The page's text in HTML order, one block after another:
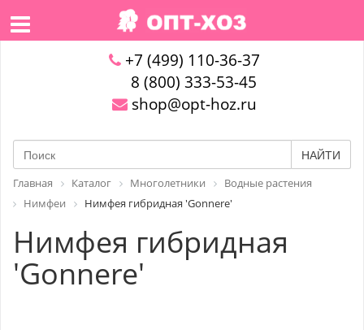
+7 (499) 110-36-37
8 (800) 333-53-45
shop@opt-hoz.ru
НАЙТИ
Главная Каталог Многолетники
Водные растения
Нимфеи
Нимфея гибридная 'Gonnere'
Нимфея гибридная
'Gonnere'